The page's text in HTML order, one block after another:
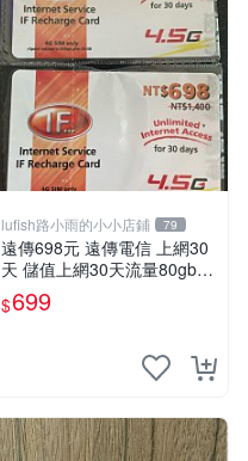
lufish路小雨的小小店鋪 79
遠傳698元 遠傳電信 上網30
天 儲值上網30天流量80gb超
量降速5mbps 本國人可儲值 I
F698
$699